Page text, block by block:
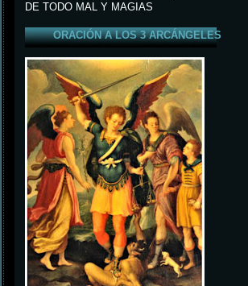
DE TODO MAL Y MAGIAS
ORACIÓN A LOS 3 ARCÁNGELES